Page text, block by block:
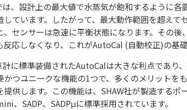
は、設計上の最大値で水蒸気が飽和するように各
しています。したがって、最大動作範囲を超えて
、センサーは急速に平衡状態になります。その後
反応しなくなり、これがAutoCal (自動校正)の基礎
計に標準装備されたAutoCalは大きな利点であり
かつユニークな機能の1つで、多くのメリットを
提供します。この機能は、SHAW社が製造するポ
、SADP、SADPμに標準採用されています。